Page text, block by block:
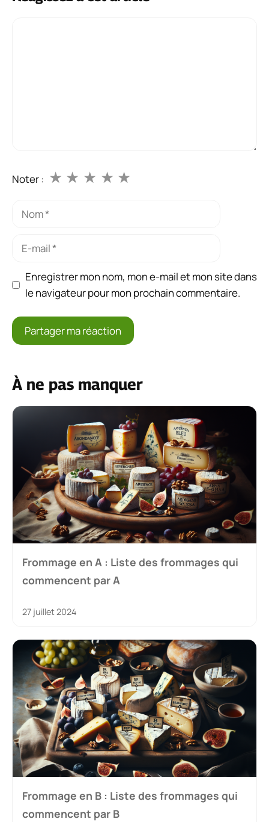
Noter : ★
★
★
★
★
Nom
Enregistrer mon nom, mon e-mail et mon site dans
le navigateur pour mon prochain commentaire.
À ne pas manquer
Frommage en A : Liste des frommages qui
commencent par A
27 juillet 2024
Frommage en B : Liste des frommages qui
commencent par B